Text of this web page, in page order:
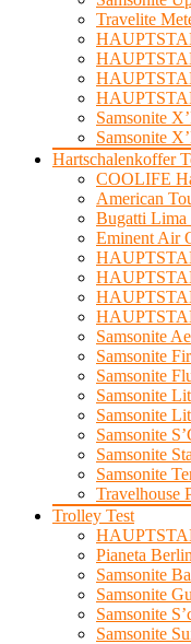
Travelite
Samsonite
Samsonite
Hartschalenkoffer
COOLIFE
American
Bugatti Lima
Eminent Air
Samsonite
Samsonite
Samsonite
Samsonite
Samsonite
Samsonite
Samsonite
Samsonite
Travelhouse
Trolley Test
Pianeta Berlin
Samsonite
Samsonite
Samsonite
Samsonite